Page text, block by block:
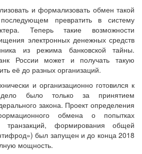
и формализовать обмен такой
превратить в систему
Теперь такие возможности
электронных денежных средств
из режима банковской тайны.
России может и получать такую
её до разных организаций.
и организационно готовился к
было только за принятием
закона. Проект определения
обмена о попытках
транзакций, формирования общей
был запущен и до конца 2018
мощность.